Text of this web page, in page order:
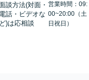
談方法(対面・
電話・ビデオな
ど)は応相談
営業時間：09:
00~20:00（土
日祝日）